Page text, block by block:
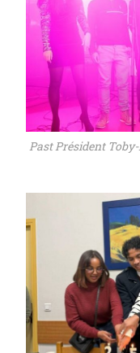
Past Président